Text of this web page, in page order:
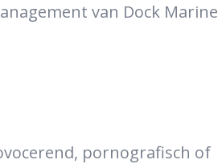
van Dock Marine
pornografisch of